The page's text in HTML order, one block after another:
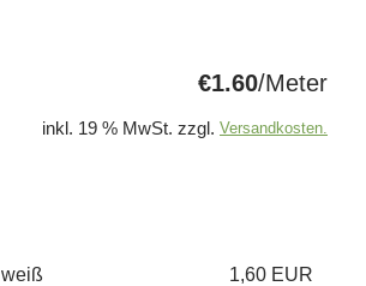
€1.60/Meter
inkl. 19 % MwSt. zzgl. Versandkosten.
weiß 1,60 EUR